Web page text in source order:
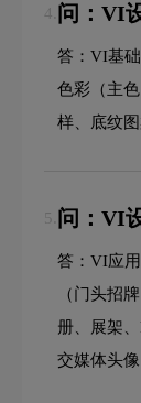
4. 问：VI
答：VI基
色彩（主
样、底纹
5. 问：VI
答：VI应
（门头招
册、展架
交媒体头